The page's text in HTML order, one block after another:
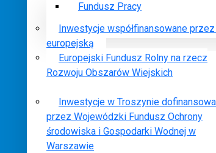
Fundusz Pracy
Inwestycje współfinansowane
europejską
Europejski Fundusz Rolny na rzecz
Rozwoju Obszarów Wiejskich
Inwestycje w Troszynie
przez Wojewódzki Fundusz Ochrony
środowiska i Gospodarki Wodnej w
Warszawie